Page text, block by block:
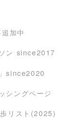
加中
ン since2017
since2020
シングページ
リスト(2025)